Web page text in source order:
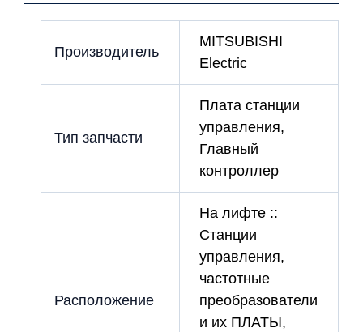
Производитель
MITSUBISHI
Electric
Тип запчасти
Плата станции
управления,
Главный
контроллер
Расположение
На лифте ::
Станции
управления,
частотные
преобразователи
и их ПЛАТЫ,